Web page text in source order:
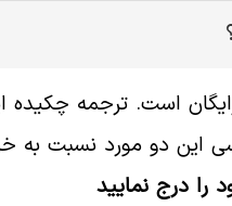
انگلیسی این مقاله با شناسه
دو مورد نسبت به
را درج نمایید